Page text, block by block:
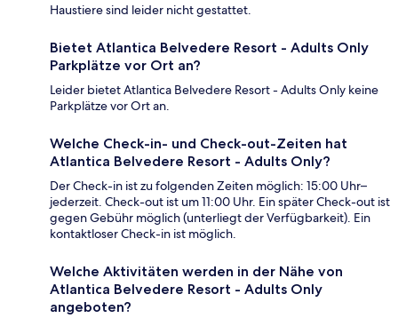
Haustiere sind leider nicht gestattet.
Bietet Atlantica Belvedere Resort - Adults Only
Parkplätze vor Ort an?
Leider bietet Atlantica Belvedere Resort - Adults Only keine
Parkplätze vor Ort an.
Welche Check-in- und Check-out-Zeiten hat
Atlantica Belvedere Resort - Adults Only?
Der Check-in ist zu folgenden Zeiten möglich: 15:00 Uhr–
jederzeit. Check-out ist um 11:00 Uhr. Ein später Check-out ist
gegen Gebühr möglich (unterliegt der Verfügbarkeit). Ein
kontaktloser Check-in ist möglich.
Welche Aktivitäten werden in der Nähe von
Atlantica Belvedere Resort - Adults Only
angeboten?